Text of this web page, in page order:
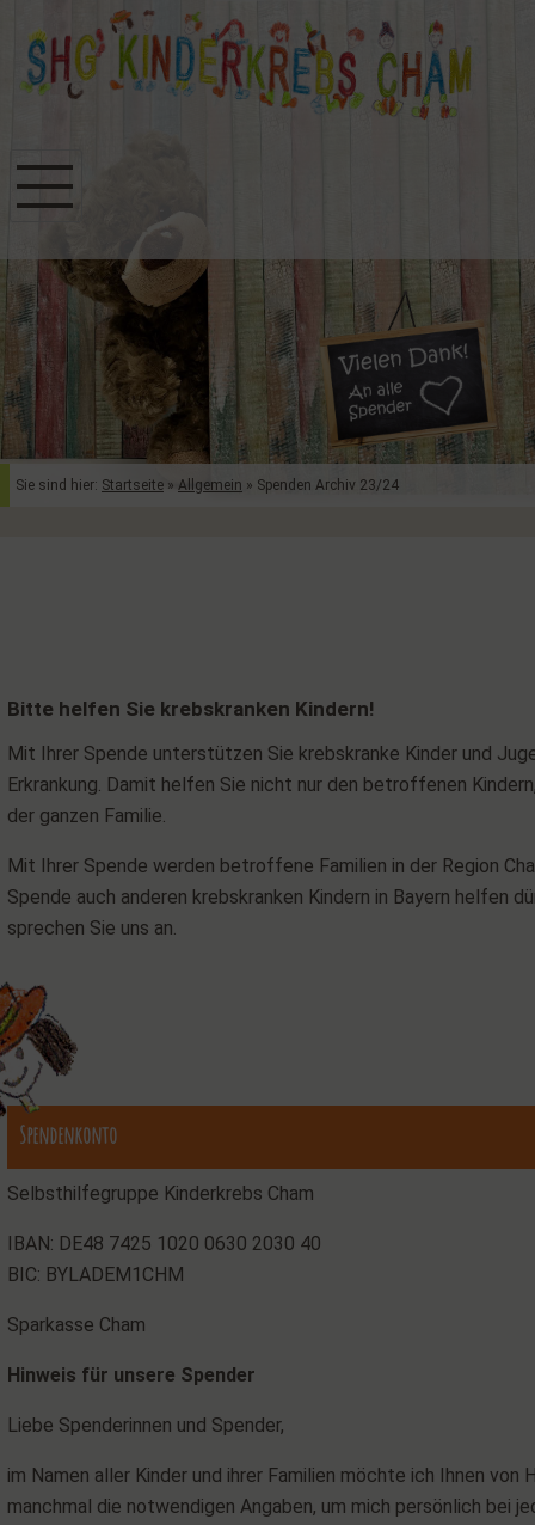
Sie sind hier: Startseite » Allgemein » Spenden Archiv 23/24
Bitte helfen Sie krebskranken Kindern!
Mit Ihrer Spende unterstützen Sie krebskranke Kinder und
Erkrankung. Damit helfen Sie nicht nur den betroffenen
der ganzen Familie.
Mit Ihrer Spende werden betroffene Familien in der Region
Spende auch anderen krebskranken Kindern in Bayern helfen
sprechen Sie uns an.
Spendenkonto
Selbsthilfegruppe Kinderkrebs Cham
IBAN: DE48 7425 1020 0630 2030 40
BIC: BYLADEM1CHM
Sparkasse Cham
Hinweis für unsere Spender
Liebe Spenderinnen und Spender,
im Namen aller Kinder und ihrer Familien möchte ich Ihnen
manchmal die notwendigen Angaben, um mich persönlich bei